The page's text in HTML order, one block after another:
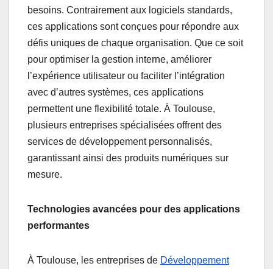
besoins. Contrairement aux logiciels standards,
ces applications sont conçues pour répondre aux
défis uniques de chaque organisation. Que ce soit
pour optimiser la gestion interne, améliorer
l’expérience utilisateur ou faciliter l’intégration
avec d’autres systèmes, ces applications
permettent une flexibilité totale. À Toulouse,
plusieurs entreprises spécialisées offrent des
services de développement personnalisés,
garantissant ainsi des produits numériques sur
mesure.
Technologies avancées pour des applications
performantes
À Toulouse, les entreprises de Développement